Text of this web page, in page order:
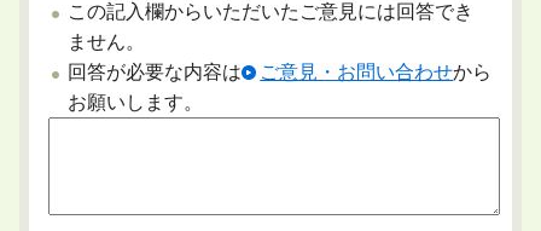
この記入欄からいただいたご意見には回答でき
ません。
回答が必要な内容は
ご意見・お問い合わせから
お願いします。